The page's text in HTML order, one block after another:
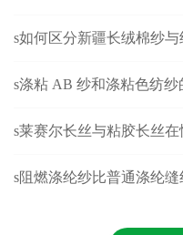
s如何区分新疆长绒棉纱与
s涤粘 AB 纱和涤粘色纺纱
s莱赛尔长丝与粘胶长丝
s阻燃涤纶纱比普通涤纶缝